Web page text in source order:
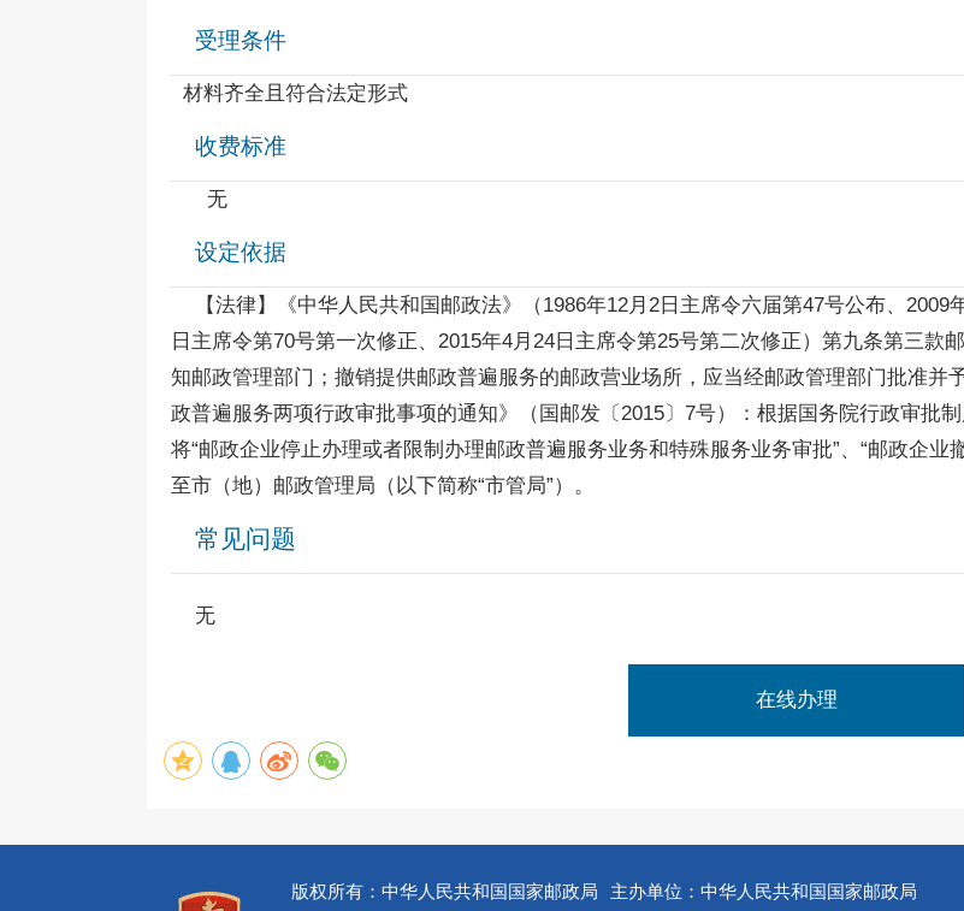
受理条件
材料齐全且符合法定形式
收费标准
无
设定依据
【法律】《中华人民共和国邮政法》（1986年12月2日主席令六届第47号公布、2009
日主席令第70号第一次修正、2015年4月24日主席令第25号第二次修正）第九条第三款
知邮政管理部门；撤销提供邮政普遍服务的邮政营业场所，应当经邮政管理部门批准并
政普遍服务两项行政审批事项的通知》（国邮发〔2015〕7号）：根据国务院行政审批
将“邮政企业停止办理或者限制办理邮政普遍服务业务和特殊服务业务审批”、“邮政企
至市（地）邮政管理局（以下简称“市管局”）。
常见问题
无
在线办理
版权所有：中华人民共和国国家邮政局 主办单位：中华人民共和国国家邮政局